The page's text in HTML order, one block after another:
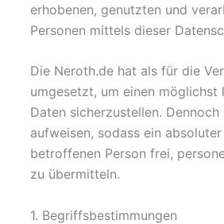
erhobenen, genutzten und
Personen mittels dieser
Die Neroth.de hat als für die
umgesetzt, um einen
Daten sicherzustellen.
aufweisen, sodass ein
betroffenen Person frei,
zu übermitteln.
1. Begriffsbestimmungen